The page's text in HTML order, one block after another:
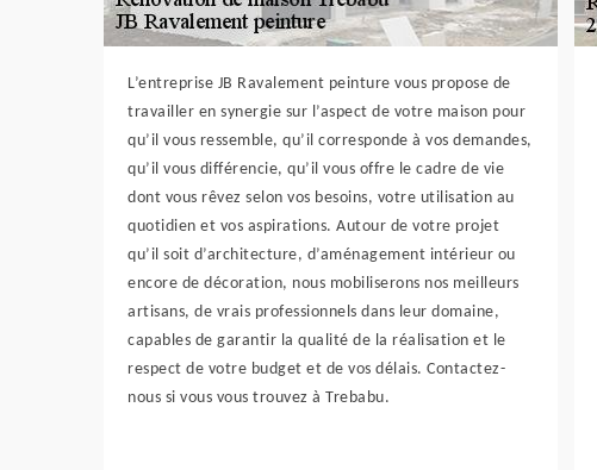
L’entreprise JB Ravalement peinture vous propose de
travailler en synergie sur l’aspect de votre maison pour
qu’il vous ressemble, qu’il corresponde à vos demandes,
qu’il vous différencie, qu’il vous offre le cadre de vie
dont vous rêvez selon vos besoins, votre utilisation au
quotidien et vos aspirations. Autour de votre projet
qu’il soit d’architecture, d’aménagement intérieur ou
encore de décoration, nous mobiliserons nos meilleurs
artisans, de vrais professionnels dans leur domaine,
capables de garantir la qualité de la réalisation et le
respect de votre budget et de vos délais. Contactez-
nous si vous vous trouvez à Trebabu.